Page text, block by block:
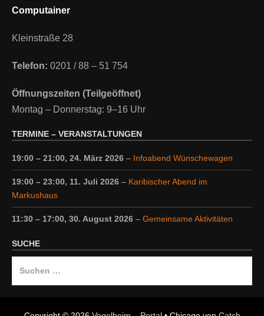
Computainer
Kleinstraße 28
Telefon: 0201 / 88 – 51 754
Öffnungszeiten (Teilgeöffnet)
Montag – Donnerstag: 9–16 Uhr
TERMINE – VERANSTALTUNGEN
19:00 – 21:00, 24. März 2026 – Infoabend Wünschewagen
19:00 – 23:00, 11. Juli 2026 – Karibischer Abend im
Markushaus
11:30 – 17:00, 30. August 2026 – Gemeinsame Aktivitäten
SUCHE